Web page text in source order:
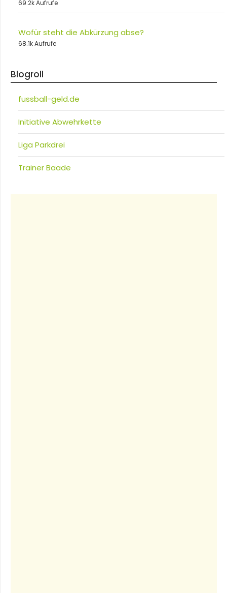
69.2k Aufrufe
Wofür steht die Abkürzung abse?
68.1k Aufrufe
Blogroll
fussball-geld.de
Initiative Abwehrkette
Liga Parkdrei
Trainer Baade